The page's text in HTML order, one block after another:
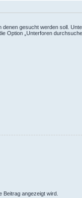
denen gesucht werden soll.
Option „Unterforen
Beitrag angezeigt wird.